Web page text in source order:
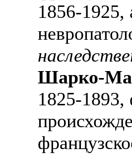
1856-1925,
Шарко-
1825-1893,